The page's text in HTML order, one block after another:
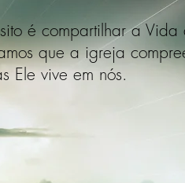
é compartilhar a Vida
que a igreja
Ele vive em nós.